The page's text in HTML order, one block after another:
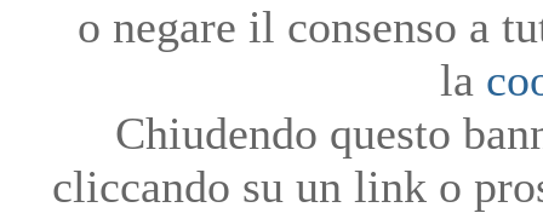
o negare il consenso a
la
Chiudendo questo
cliccando su un link o